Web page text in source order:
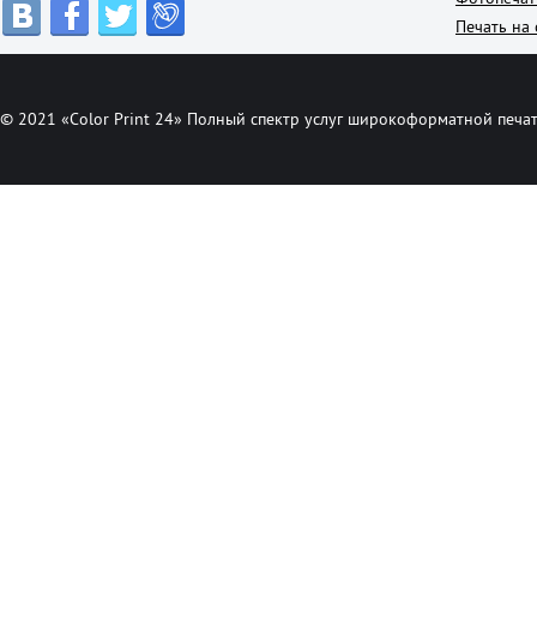
Печать на
© 2021 «Color Print 24» Полный спектр услуг широкоформатной